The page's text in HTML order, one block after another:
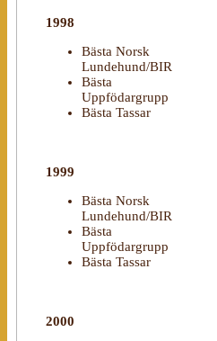
1998
Bästa Norsk
Lundehund/BIR
Bästa
Uppfödargrupp
Bästa Tassar
1999
Bästa Norsk
Lundehund/BIR
Bästa
Uppfödargrupp
Bästa Tassar
2000